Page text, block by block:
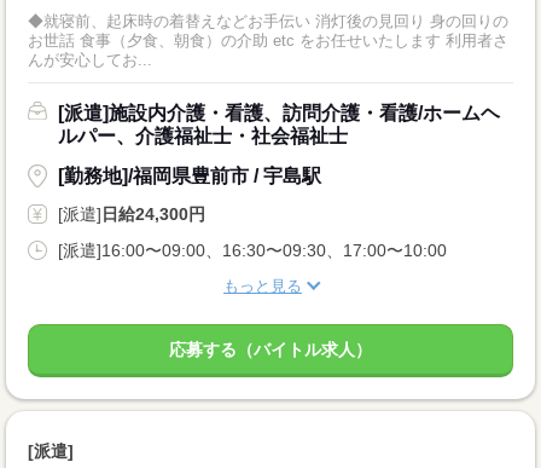
◆就寝前、起床時の着替えなどお手伝い 消灯後の見回り 身の回りの
お世話 食事（夕食、朝食）の介助 etc をお任せいたします 利用者さ
んが安心してお...
[派遣]施設内介護・看護、訪問介護・看護/ホームヘ
ルパー、介護福祉士・社会福祉士
[勤務地]/福岡県豊前市 / 宇島駅
[派遣] 日給24,300円
[派遣]16:00〜09:00、16:30〜09:30、17:00〜10:00
もっと見る
応募する（バイトル求人）
[派遣]